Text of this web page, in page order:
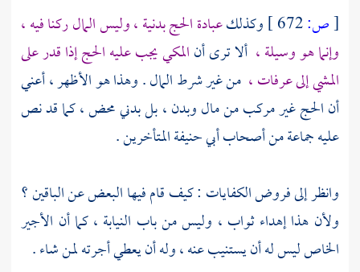
[ص: وكذلكعبادة الحج بدنية ، وليس المال ركنا فيه ،
وإنما هو وسيلة ، ألا ترى أنالمكي يجب عليه الحج إذا قدر على
المشي إلىعرفات ، من غير شرط المال . وهذا هو الأظهر ، أعني
أن الحج غير مركب من مال وبدن ، بل بدني محض ، كما قد نص
عليه جماعة من أصحابأبي حنيفةالمتأخرين .
وانظر إلى فروض الكفايات : كيف قام فيها البعض عن الباقين ؟
ولأن هذا إهداء ثواب ، وليس من باب النيابة ، كما أن الأجير
الخاص ليس له أن يستنيب عنه ، وله أن يعطي أجرته لمن شاء .